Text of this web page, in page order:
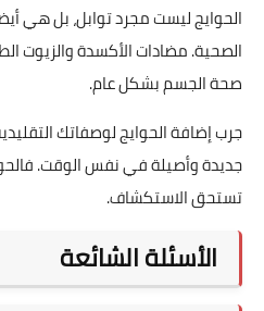
الحوايج ليست مجرد توابل، بل هي
الصحية. مضادات الأكسدة والزيوت
صحة الجسم بشكل عام.
جرب إضافة الحوايج لوصفاتك
جديدة وأصيلة في نفس الوقت.
تستحق الاستكشاف.
الأسئلة الشائعة